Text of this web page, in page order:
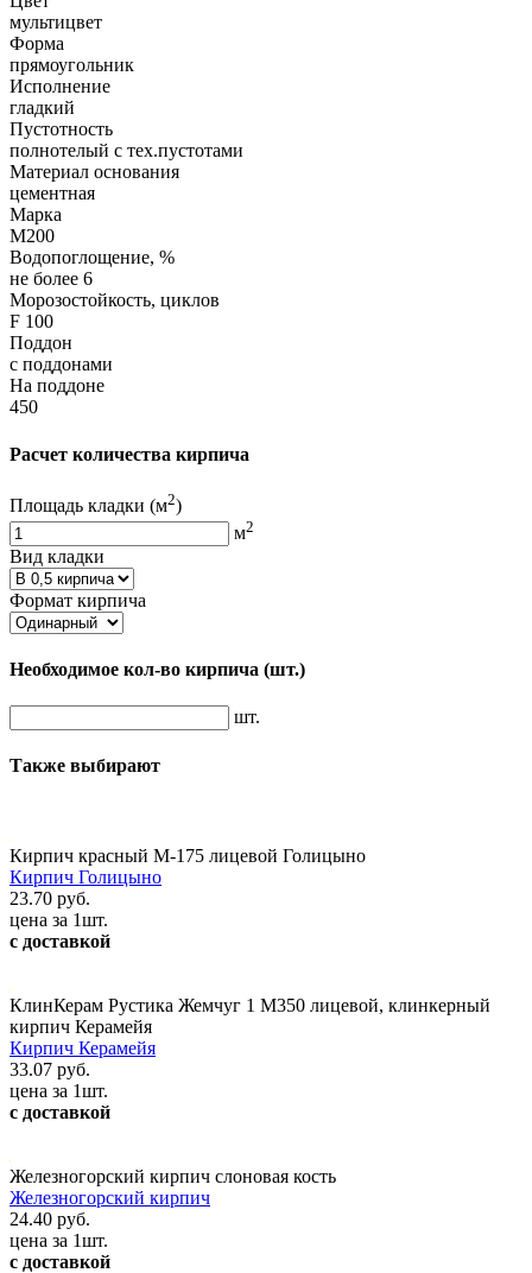
мультицвет
Форма
прямоугольник
Исполнение
гладкий
Пустотность
полнотелый с тех.пустотами
Материал основания
цементная
Марка
М200
Водопоглощение, %
не более 6
Морозостойкость, циклов
F 100
Поддон
с поддонами
На поддоне
450
Расчет количества кирпича
Площадь кладки (м2)
м2
Вид кладки
Формат кирпича
Необходимое кол-во кирпича (шт.)
шт.
Также выбирают
Кирпич красный М-175 лицевой Голицыно
Кирпич Голицыно
23.70 руб.
цена за 1шт.
с доставкой
КлинКерам Рустика Жемчуг 1 М350 лицевой, клинкерный
кирпич Керамейя
Кирпич Керамейя
33.07 руб.
цена за 1шт.
с доставкой
Железногорский кирпич слоновая кость
Железногорский кирпич
24.40 руб.
цена за 1шт.
с доставкой